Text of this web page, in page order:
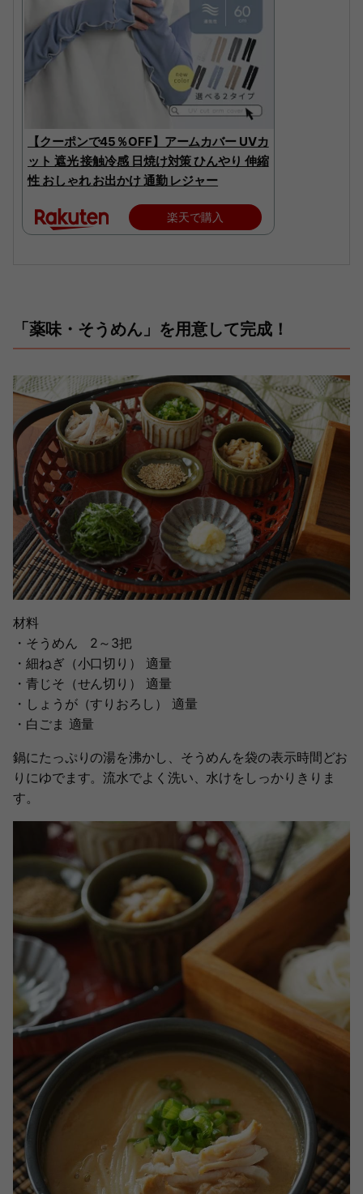
【クーポンで45％OFF】アームカバー UVカ
ット 遮光 接触冷感 日焼け対策 ひんやり 伸縮
性 おしゃれ お出かけ 通勤 レジャー
楽天で購入
「薬味・そうめん」を用意して完成！
材料
・そうめん 2～3把
・細ねぎ（小口切り） 適量
・青じそ（せん切り） 適量
・しょうが（すりおろし） 適量
・白ごま 適量
鍋にたっぷりの湯を沸かし、そうめんを袋の表示時間どお
りにゆでます。流水でよく洗い、水けをしっかりきりま
す。